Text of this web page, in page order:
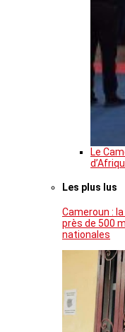
Le
Les plus lus
Cameroun :
près de 500
nationales